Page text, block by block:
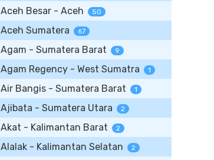
Aceh Besar - Aceh 50
Aceh Sumatera 67
Agam - Sumatera Barat 9
Agam Regency - West Sumatra 1
Air Bangis - Sumatera Barat 1
Ajibata - Sumatera Utara 2
Akat - Kalimantan Barat 2
Alalak - Kalimantan Selatan 2